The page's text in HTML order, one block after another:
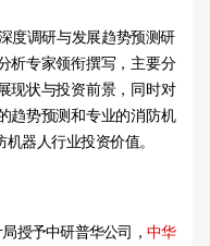
度调研与发展趋势预测研
析专家领衔撰写，主要分
现状与投资前景，同时对
趋势预测和专业的消防机
器人行业投资价值。
授予中研普华公司， 中华